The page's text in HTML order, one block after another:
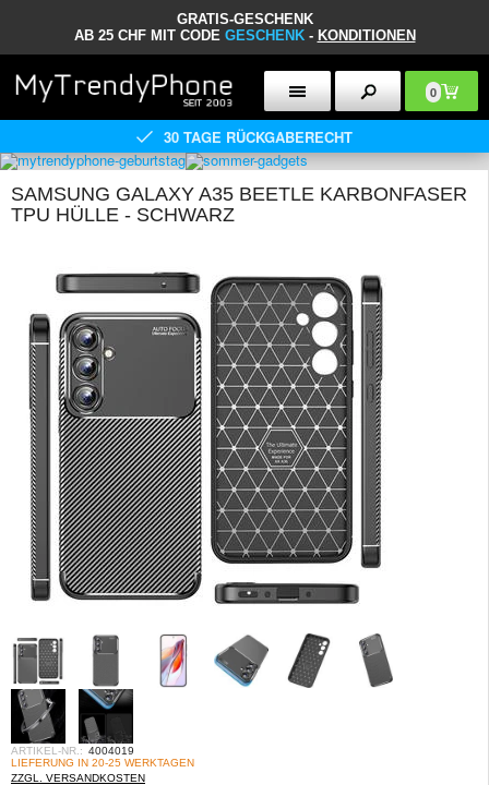
GRATIS-GESCHENK
AB 25 CHF MIT CODE GESCHENK- KONDITIONEN
0
30 TAGE RÜCKGABERECHT
SAMSUNG GALAXY A35 BEETLE KARBONFASER
TPU HÜLLE - SCHWARZ
ARTIKEL-NR.: 4004019
LIEFERUNG IN 20-25 WERKTAGEN
ZZGL. VERSANDKOSTEN